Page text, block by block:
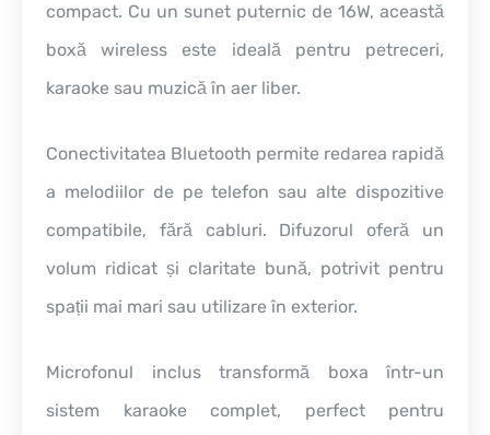
compact. Cu un sunet puternic de 16W, această
boxă wireless este ideală pentru petreceri,
karaoke sau muzică în aer liber.
Conectivitatea Bluetooth permite redarea rapidă
a melodiilor de pe telefon sau alte dispozitive
compatibile, fără cabluri. Difuzorul oferă un
volum ridicat și claritate bună, potrivit pentru
spații mai mari sau utilizare în exterior.
Microfonul inclus transformă boxa într-un
sistem karaoke complet, perfect pentru